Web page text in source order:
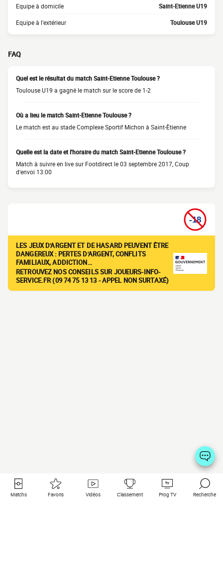
Equipe à domicile Saint-Etienne U19
Equipe à l'extérieur Toulouse U19
FAQ
Quel est le résultat du match Saint-Etienne Toulouse ?
Toulouse U19 a gagné le match sur le score de 1-2
Où a lieu le match Saint-Etienne Toulouse ?
Le match est au stade Complexe Sportif Michon à Saint-Ètienne
Quelle est la date et l'horaire du match Saint-Etienne Toulouse ?
Match à suivre en live sur Footdirect le 03 septembre 2017, Coup
d'envoi 13:00
LES JEUX D'ARGENT ET DE HASARD PEUVENT ÊTRE
DANGEREUX : PERTES D'ARGENT, CONFLITS
FAMILIAUX, ADDICTION…
RETROUVEZ NOS CONSEILS SUR JOUEURS-INFO-
SERVICE.FR (09 74 75 13 13 - APPEL NON SURTAXÉ)
Matchs Favoris Vidéos Classement Prog TV Recherche